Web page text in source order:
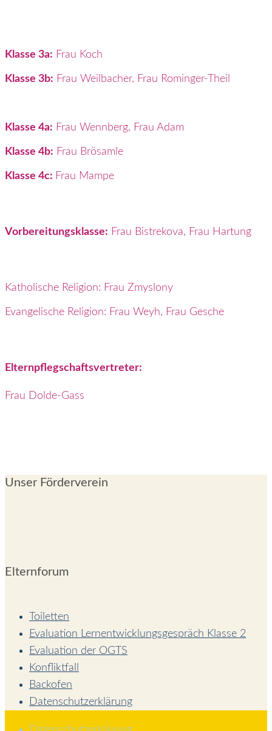
Klasse 3a: Frau Koch
Klasse 3b: Frau Weilbacher, Frau Rominger-Theil
Klasse 4a: Frau Wennberg, Frau Adam
Klasse 4b: Frau Brösamle
Klasse 4c: Frau Mampe
Vorbereitungsklasse: Frau Bistrekova, Frau Hartung
Katholische Religion: Frau Zmyslony
Evangelische Religion: Frau Weyh, Frau Gesche
Elternpflegschaftsvertreter:
Frau Dolde-Gass
Unser Förderverein
Elternforum
Toiletten
Evaluation Lernentwicklungsgespräch Klasse 2
Evaluation der OGTS
Konfliktfall
Backofen
Datenschutzerklärung